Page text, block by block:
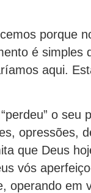
porque
é simples
aqui.
o seu
opressões,
que Deus
vós
operando em